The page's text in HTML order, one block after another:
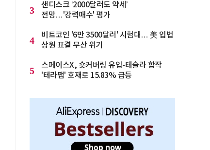
3
샌디스크 ‘2000달러도 약세’
전망…'강력매수' 평가
4
비트코인 '6만 3500달러' 시험대… 美 입법
상원 표결 무산 위기
5
스페이스X, 숏커버링 유입-테슬라 합작
'테라팹' 호재로 15.83% 급등